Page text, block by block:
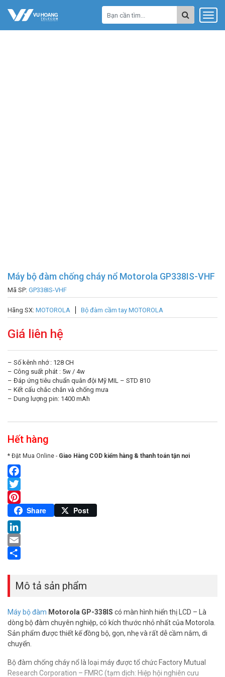
Máy bộ đàm chống cháy nổ Motorola GP338IS-VHF
Mã SP: GP338IS-VHF
Hãng SX: MOTOROLA Bộ đàm cầm tay MOTOROLA
Giá liên hệ
– Số kênh nhớ : 128 CH
– Công suất phát : 5w / 4w
– Đáp ứng tiêu chuẩn quân đội Mỹ MIL – STD 810
– Kết cấu chắc chắn và chống mưa
– Dung lượng pin: 1400 mAh
Hết hàng
* Đặt Mua Online - Giao Hàng COD kiểm hàng & thanh toán tận nơi
Facebook
Twitter
Pinterest
Share Post
LinkedIn
Email
Mô tả sản phẩm
Máy bộ đàm Motorola GP-338IS có màn hình hiển thị LCD – Là
dòng bộ đàm chuyên nghiệp, có kích thước nhỏ nhất của Motorola.
Sản phẩm được thiết kế đồng bộ, gọn, nhẹ và rất dễ cầm nắm, di
chuyển.
Bộ đàm chống cháy nổ là loại máy được tổ chức Factory Mutual
Research Corporation – FMRC (tạm dịch: Hiệp hội nghiên cưu